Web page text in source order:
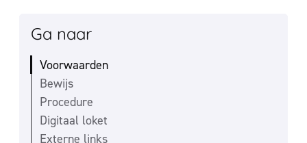
Ga naar
Voorwaarden
Bewijs
Procedure
Digitaal loket
Externe links